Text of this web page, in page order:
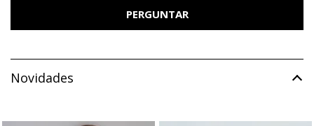
PERGUNTAR
Novidades